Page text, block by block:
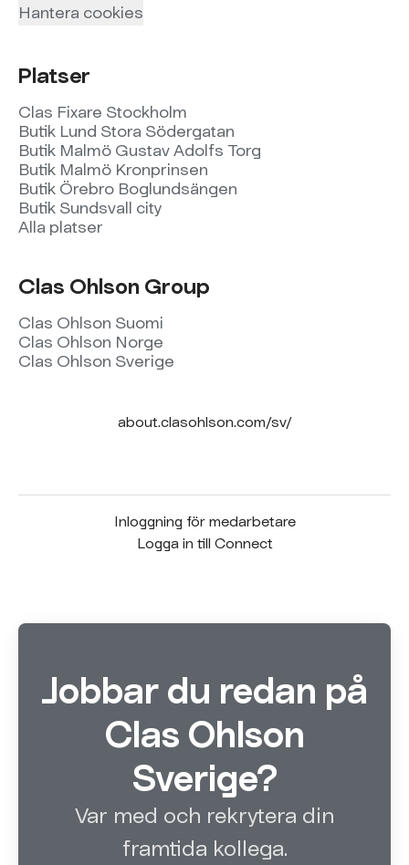
Hantera cookies
Platser
Clas Fixare Stockholm
Butik Lund Stora Södergatan
Butik Malmö Gustav Adolfs Torg
Butik Malmö Kronprinsen
Butik Örebro Boglundsängen
Butik Sundsvall city
Alla platser
Clas Ohlson Group
Clas Ohlson Suomi
Clas Ohlson Norge
Clas Ohlson Sverige
about.clasohlson.com/sv/
Inloggning för medarbetare
Logga in till Connect
Jobbar du redan på
Clas Ohlson
Sverige?
Var med och rekrytera din
framtida kollega.